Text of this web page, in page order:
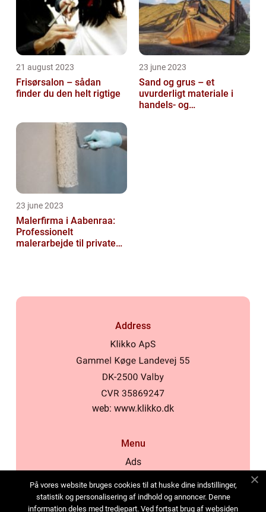
21 august 2023
Frisørsalon – sådan
finder du den helt rigtige
23 june 2023
Sand og grus – et
uvurderligt materiale i
handels- og
23 june 2023
Malerfirma i Aabenraa:
Professionelt
malerarbejde til private
Address
web: www.klikko.dk
Menu
Ads
Cookies
På vores website bruges cookies til at huske dine indstillinger,
statistik og personalisering af indhold og annoncer. Denne
information deles med tredjepart. Ved fortsat brug af websiden